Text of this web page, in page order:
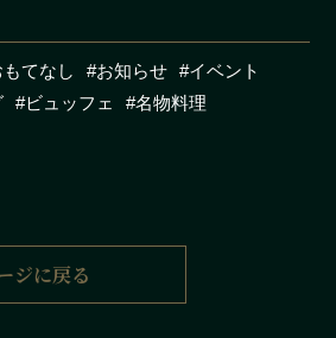
もてなし お知らせ
イベント
ビュッフェ
名物料理
ジに戻る